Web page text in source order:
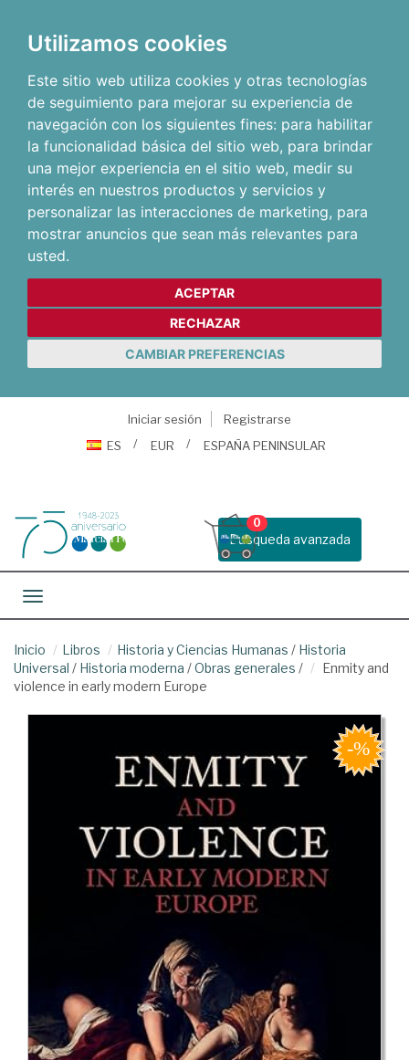
Utilizamos cookies
Este sitio web utiliza cookies y otras tecnologías
de seguimiento para mejorar su experiencia de
navegación con los siguientes fines: para habilitar
la funcionalidad básica del sitio web, para brindar
una mejor experiencia en el sitio web, medir su
interés en nuestros productos y servicios y
personalizar las interacciones de marketing, para
mostrar anuncios que sean más relevantes para
usted.
ACEPTAR
RECHAZAR
CAMBIAR PREFERENCIAS
Iniciar sesión
Registrarse
ES
EUR ESPAÑA PENINSULAR
Busqueda avanzada
0
Toggle navigation
Inicio Libros Historia y Ciencias Humanas / Historia
Universal / Historia moderna /Obras generales /
Enmity and
violence in early modern Europe